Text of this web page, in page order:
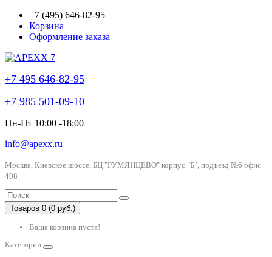
+7 (495) 646-82-95
Корзина
Оформление заказа
+7 495 646-82-95
+7 985 501-09-10
Пн-Пт 10:00 -18:00
info@apexx.ru
Москва, Киевское шоссе, БЦ "РУМЯНЦЕВО" корпус "Б", подъезд №6 офис
408
Товаров 0 (0 руб.)
Ваша корзина пуста!
Категории